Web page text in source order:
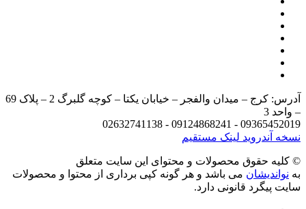
آدرس: کرج – میدان والفجر – خیابان یکتا – کوچه گلبرگ 2 – پلاک 69
3
09365452019 - 09124868241 -
آندرویدلینک مستقیم
حقوق محصولات و محتوای اين سایت متعلق
می باشد و هر گونه کپی برداری از محتوا و محصولات
پیگرد قانونی دارد.